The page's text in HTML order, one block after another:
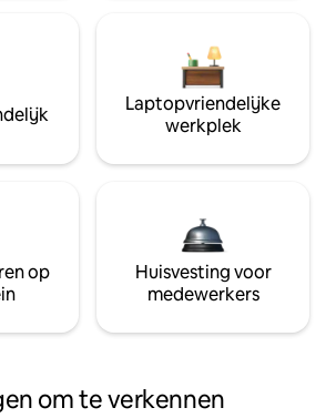
Laptopvriendelijke
werkplek
op
Huisvesting voor
medewerkers
om te verkennen